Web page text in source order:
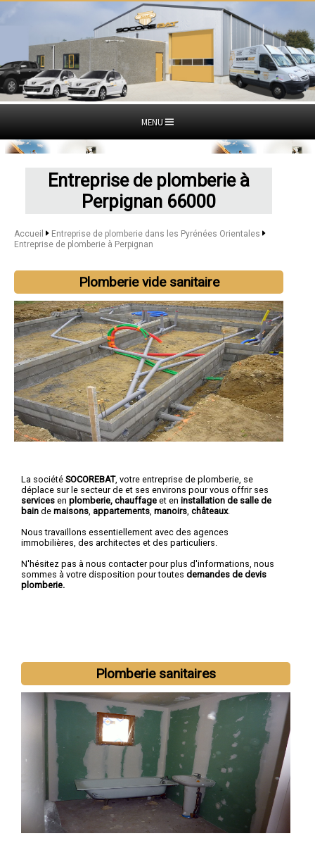
MENU
Entreprise de plomberie à
Perpignan 66000
Accueil
Entreprise de plomberie dans les Pyrénées Orientales
Entreprise de plomberie à Perpignan
Plomberie vide sanitaire
La société SOCOREBAT, votre entreprise de plomberie , se
déplace sur le secteur de et ses environs pour vous offrir ses
services en plomberie, chauffage et en installation de salle de
bain de maisons appartements manoirs châteaux.
Nous travaillons essentiellement avec des agences
immobilières, des architectes et des particuliers.
N'hésitez pas à nous contacter pour plus d'informations, nous
sommes à votre disposition pour toutes demandes de devis
plomberie.
Nous intervenons aussi dans les villes suivantes :Perpignan,
Canet-en-Roussillon, Saint-Estève ,Saint-Cyprien,
Mer,Rivesaltes,Saint-Laurent-de-la-Salanque,Cabestany,Céret,
Elne
Plomberie sanitaires